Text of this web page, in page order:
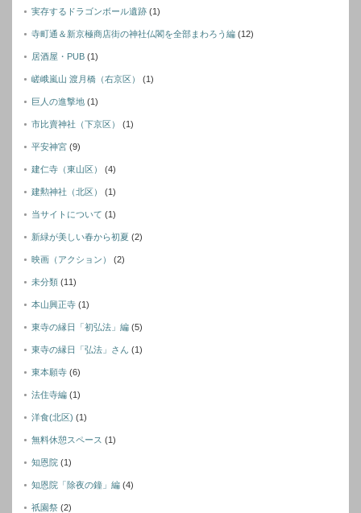
実存するドラゴンボール遺跡 (1)
寺町通＆新京極商店街の神社仏閣を全部まわろう編 (12)
居酒屋・PUB (1)
嵯峨嵐山 渡月橋（右京区） (1)
巨人の進撃地 (1)
市比賣神社（下京区） (1)
平安神宮 (9)
建仁寺（東山区） (4)
建勲神社（北区） (1)
当サイトについて (1)
新緑が美しい春から初夏 (2)
映画（アクション） (2)
未分類 (11)
本山興正寺 (1)
東寺の縁日「初弘法」編 (5)
東寺の縁日「弘法」さん (1)
東本願寺 (6)
法住寺編 (1)
洋食(北区) (1)
無料休憩スペース (1)
知恩院 (1)
知恩院「除夜の鐘」編 (4)
祇園祭 (2)